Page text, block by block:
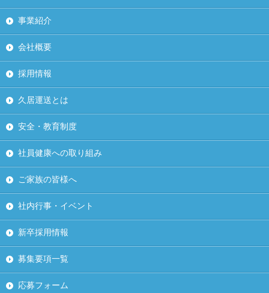
事業紹介
会社概要
採用情報
久居運送とは
安全・教育制度
社員健康への取り組み
ご家族の皆様へ
社内行事・イベント
新卒採用情報
募集要項一覧
応募フォーム